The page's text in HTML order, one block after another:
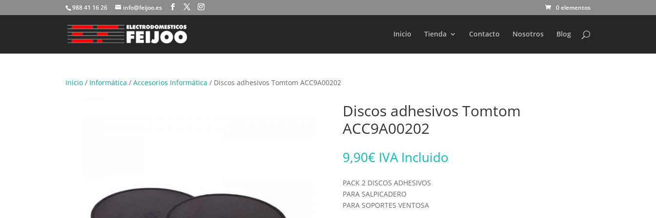
988 41 16 26 info@feijoo.es 0 elementos
Inicio Tienda Contacto Nosotros Blog
Búsqueda
productos
Inicio / Informática /Accesorios Informática / Discos adhesivos Tomtom ACC9A00202
Discos adhesivos Tomtom
ACC9A00202
9,90€ IVA Incluido
PACK 2 DISCOS ADHESIVOS
PARA SALPICADERO
PARA SOPORTES VENTOSA